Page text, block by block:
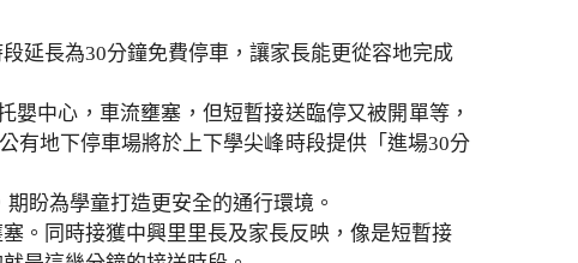
延長為30分鐘免費停車，讓家長能更從容地完成
嬰中心，車流壅塞，但短暫接送臨停又被開單等，
有地下停車場將於上下學尖峰時段提供「進場30分
盼為學童打造更安全的通行環境。
。同時接獲中興里里長及家長反映，像是短暫接